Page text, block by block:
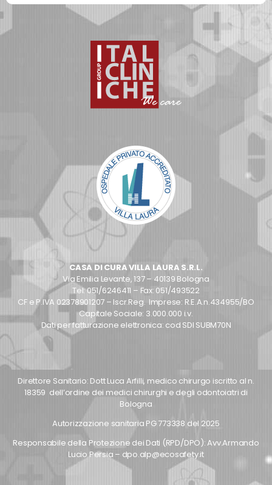
CASA DI CURA VILLA LAURA S.R.L.
Via Emilia Levante, 137 – 40139 Bologna
Tel: 051/6246411 – Fax: 051/493522
CF e P.IVA 02378901207 – Iscr.Reg. Imprese: R.E.A.n.434955/BO
Capitale Sociale: 3.000.000 i.v.
Dati per fatturazione elettronica: cod SDI SUBM70N
Direttore Sanitario: Dott Luca Arfilli, medico chirurgo iscritto al n.
18359 dell’ordine dei medici chirurghi e degli odontoiatri di
Bologna
Autorizzazione sanitaria PG 773338 del 2025
Responsabile della Protezione dei Dati (RPD/DPO): Avv.Armando
Lucio Persia – dpo.alp@ecosafety.it